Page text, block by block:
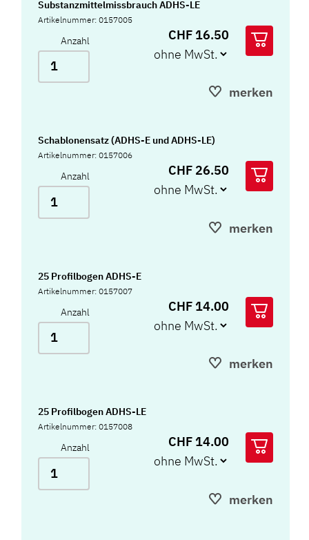
Substanzmittelmissbrauch ADHS-LE
Artikelnummer: 0157005
Anzahl CHF 16.50
merken
Schablonensatz (ADHS-E und ADHS-LE)
Artikelnummer: 0157006
Anzahl CHF 26.50
merken
25 Profilbogen ADHS-E
Artikelnummer: 0157007
Anzahl CHF 14.00
merken
25 Profilbogen ADHS-LE
Artikelnummer: 0157008
Anzahl CHF 14.00
merken